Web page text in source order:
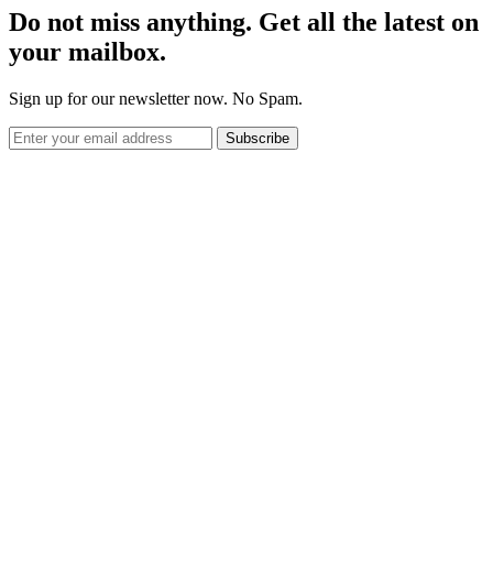
Do not miss anything. Get all the latest on
your mailbox.
Sign up for our newsletter now. No Spam.